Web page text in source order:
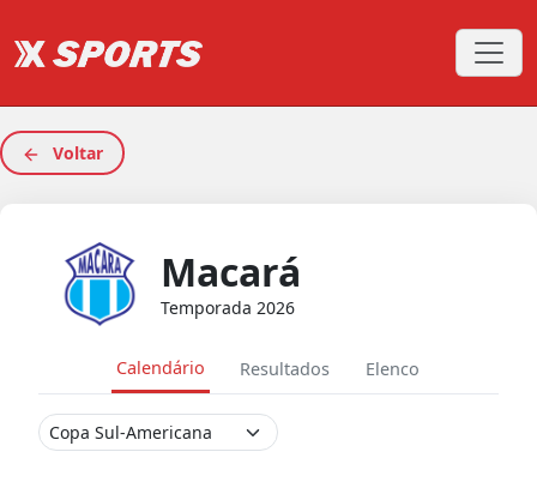
Voltar
Macará
Temporada 2026
Calendário Resultados Elenco